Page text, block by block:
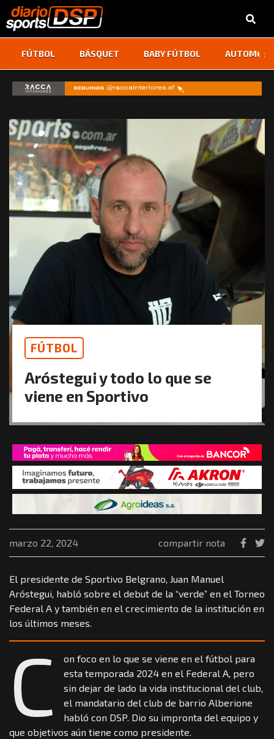
FÚTBOL BÁSQUET BABY FÚTBOL ‹ ›
FÚTBOL
Aróstegui y todo lo que se
viene en Sportivo
marzo 22, 2024 compartir nota
El presidente de Sportivo Belgrano, Juan Manuel
Aróstegui, habló sobre el debut de la “verde” en el Torneo
Federal A y también en el crecimiento de la institución en
los últimos meses.
C
on foco en lo que se viene en el fútbol para
esta temporada 2024 en el Federal A, pero
sin dejar de lado la vida institucional del club,
el mandatario del club de barrio Alberione
habló con DSP. Dio su impronta del equipo y
que objetivos aún tiene como presidente.